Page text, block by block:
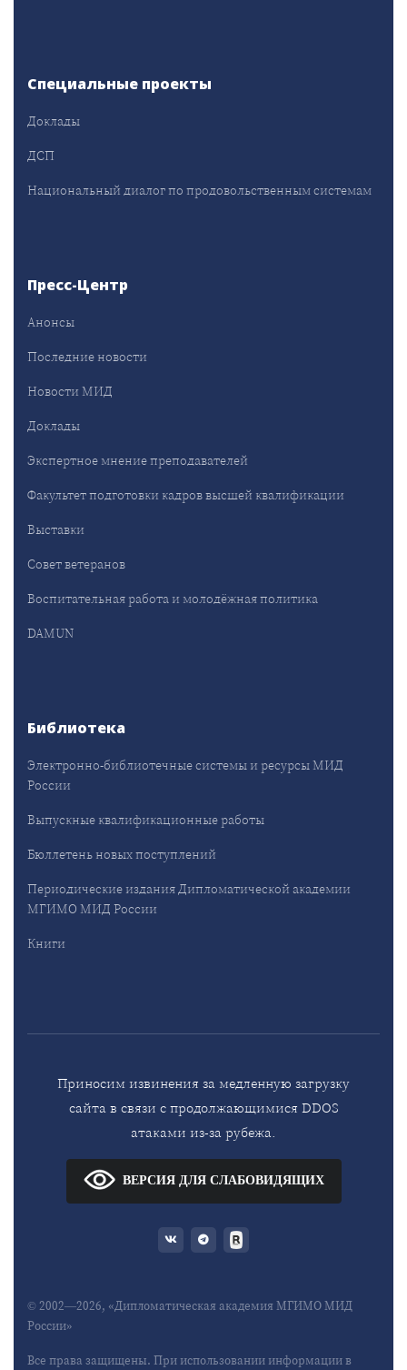
Специальные проекты
Доклады
ДСП
Национальный диалог по продовольственным системам
Пресс-Центр
Анонсы
Последние новости
Новости МИД
Доклады
Экспертное мнение преподавателей
Факультет подготовки кадров высшей квалификации
Выставки
Совет ветеранов
Воспитательная работа и молодёжная политика
DAMUN
Библиотека
Электронно-библиотечные системы и ресурсы МИД
России
Выпускные квалификационные работы
Бюллетень новых поступлений
Периодические издания Дипломатической академии
МГИМО МИД России
Книги
Приносим извинения за медленную загрузку
сайта в связи с продолжающимися DDOS
атаками из-за рубежа.
ВЕРСИЯ ДЛЯ СЛАБОВИДЯЩИХ
© 2002—2026, «Дипломатическая академия МГИМО МИД
России»
Все права защищены. При использовании информации в